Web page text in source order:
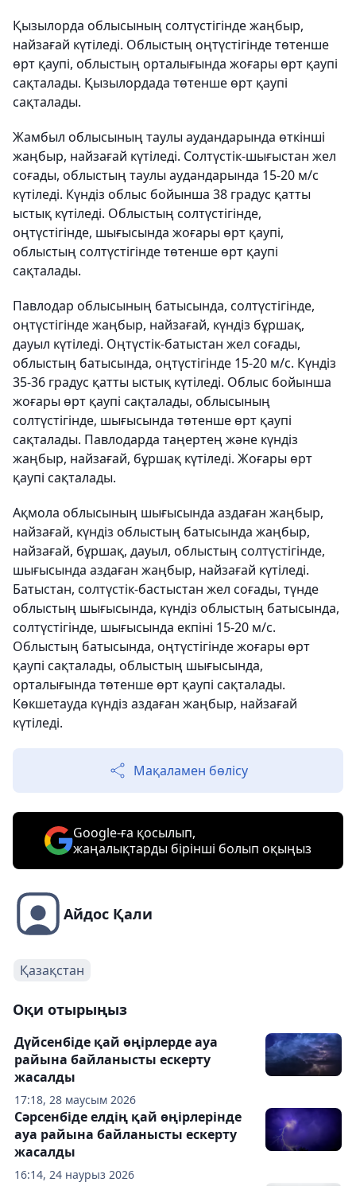
Қызылорда облысының солтүстігінде жаңбыр,
найзағай күтіледі. Облыстың оңтүстігінде төтенше
өрт қаупі, облыстың орталығында жоғары өрт қаупі
сақталады. Қызылордада төтенше өрт қаупі
сақталады.
Жамбыл облысының таулы аудандарында өткінші
жаңбыр, найзағай күтіледі. Солтүстік-шығыстан жел
соғады, облыстың таулы аудандарында 15-20 м/с
күтіледі. Күндіз облыс бойынша 38 градус қатты
ыстық күтіледі. Облыстың солтүстігінде,
оңтүстігінде, шығысында жоғары өрт қаупі,
облыстың солтүстігінде төтенше өрт қаупі
сақталады.
Павлодар облысының батысында, солтүстігінде,
оңтүстігінде жаңбыр, найзағай, күндіз бұршақ,
дауыл күтіледі. Оңтүстік-батыстан жел соғады,
облыстың батысында, оңтүстігінде 15-20 м/с. Күндіз
35-36 градус қатты ыстық күтіледі. Облыс бойынша
жоғары өрт қаупі сақталады, облысының
солтүстігінде, шығысында төтенше өрт қаупі
сақталады. Павлодарда таңертең және күндіз
жаңбыр, найзағай, бұршақ күтіледі. Жоғары өрт
қаупі сақталады.
Ақмола облысының шығысында аздаған жаңбыр,
найзағай, күндіз облыстың батысында жаңбыр,
найзағай, бұршақ, дауыл, облыстың солтүстігінде,
шығысында аздаған жаңбыр, найзағай күтіледі.
Батыстан, солтүстік-бастыстан жел соғады, түнде
облыстың шығысында, күндіз облыстың батысында,
солтүстігінде, шығысында екпіні 15-20 м/с.
Облыстың батысында, оңтүстігінде жоғары өрт
қаупі сақталады, облыстың шығысында,
орталығында төтенше өрт қаупі сақталады.
Көкшетауда күндіз аздаған жаңбыр, найзағай
күтіледі.
Мақаламен бөлісу
Google-ға қосылып,
жаңалықтарды бірінші болып оқыңыз
Айдос Қали
Қазақстан
Оқи отырыңыз
17:18, 28 маусым 2026
Дүйсенбіде қай өңірлерде ауа
райына байланысты ескерту
жасалды
16:14, 24 наурыз 2026
Сәрсенбіде елдің қай өңірлерінде
ауа райына байланысты ескерту
жасалды